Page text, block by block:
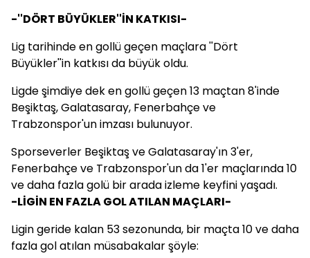
-''DÖRT BÜYÜKLER''İN KATKISI-
Lig tarihinde en gollü geçen maçlara ''Dört
Büyükler''in katkısı da büyük oldu.
Ligde şimdiye dek en gollü geçen 13 maçtan 8'inde
Beşiktaş, Galatasaray, Fenerbahçe ve
Trabzonspor'un imzası bulunuyor.
Sporseverler Beşiktaş ve Galatasaray'ın 3'er,
Fenerbahçe ve Trabzonspor'un da 1'er maçlarında 10
ve daha fazla golü bir arada izleme keyfini yaşadı.
-LİGİN EN FAZLA GOL ATILAN MAÇLARI-
Ligin geride kalan 53 sezonunda, bir maçta 10 ve daha
fazla gol atılan müsabakalar şöyle: